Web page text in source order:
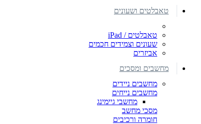
טאבלטים ושעונים
טאבלטים / iPad
שעונים וצמידים חכמים
אביזרים
מחשבים ומסכים
מחשבים ניידים
מחשבים נייחים
מחשבי גיימינג
מסכי מחשב
חומרה ורכיבים